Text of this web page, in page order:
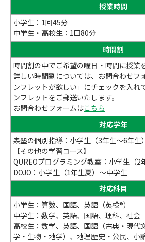
授業時間
小学生：1回45分
中学生・高校生：1回80分
時間割
時間割の中でご希望の曜日・時間に授業
詳しい時間割については、お問合わせフ
ンフレットが欲しい」にチェックを入れ
ンフレットをご郵送いたします。
お問合わせフォームはこちら
対応学年
森塾の個別指導：小学生（3年生～6年生
【その他の学習コース】
QUREOプログラミング教室：小学生（2
DOJO：小学生（1年生夏）～中学生
対応科目
小学生：算数、国語、英語（英検®）
中学生：数学、英語、国語、理科、社会
高校生：数学、英語、国語（古典・現代
学・生物・地学）、地理歴史・公民、小